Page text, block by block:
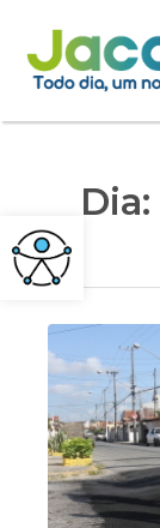
Pular
para
o
Dia: